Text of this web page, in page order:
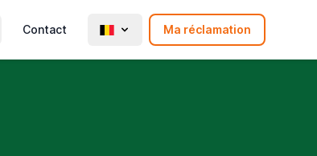
Contact Ma réclamation